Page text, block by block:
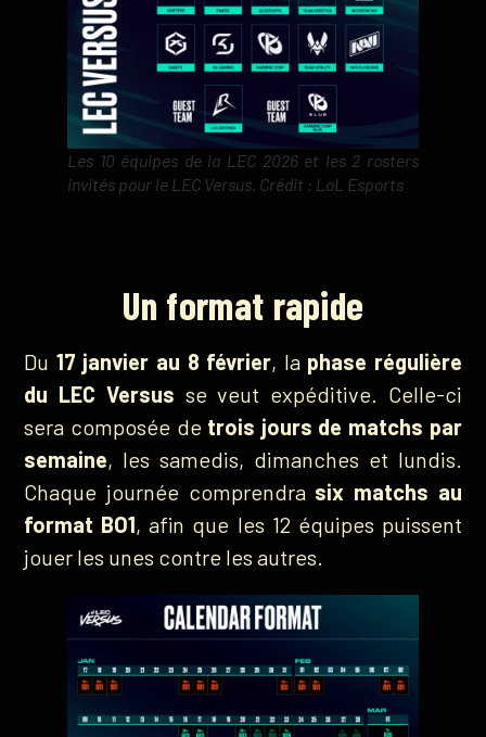
Les 10 équipes de la LEC 2026 et les 2 rosters
invités pour le LEC Versus. Crédit : LoL Esports
Un format rapide
Du 17 janvier au 8 février, la phase régulière
du LEC Versus se veut expéditive. Celle-ci
sera composée de trois jours de matchs par
semaine, les samedis, dimanches et lundis.
Chaque journée comprendra six matchs au
format BO1, afin que les 12 équipes puissent
jouer les unes contre les autres.